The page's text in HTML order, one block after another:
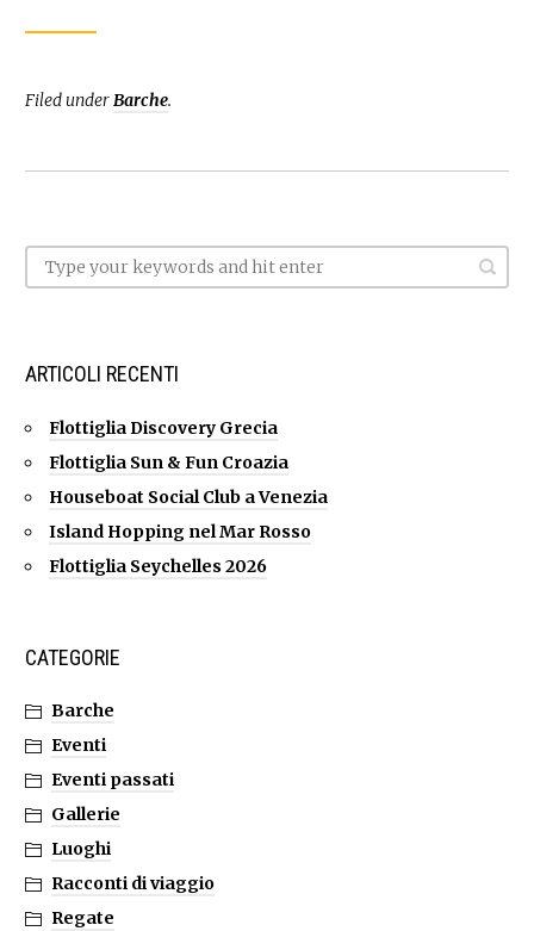
Filed underBarche.
ARTICOLI RECENTI
Flottiglia Discovery Grecia
Flottiglia Sun & Fun Croazia
Houseboat Social Club a Venezia
Island Hopping nel Mar Rosso
Flottiglia Seychelles 2026
CATEGORIE
Barche
Eventi
Eventi passati
Gallerie
Luoghi
Racconti di viaggio
Regate